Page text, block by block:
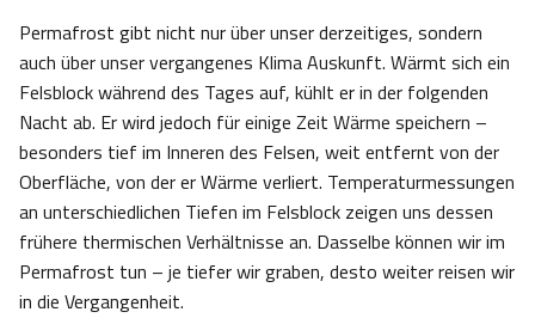
Permafrost gibt nicht nur über unser derzeitiges, sondern
auch über unser vergangenes Klima Auskunft. Wärmt sich ein
Felsblock während des Tages auf, kühlt er in der folgenden
Nacht ab. Er wird jedoch für einige Zeit Wärme speichern –
besonders tief im Inneren des Felsen, weit entfernt von der
Oberfläche, von der er Wärme verliert. Temperaturmessungen
an unterschiedlichen Tiefen im Felsblock zeigen uns dessen
frühere thermischen Verhältnisse an. Dasselbe können wir im
Permafrost tun – je tiefer wir graben, desto weiter reisen wir
in die Vergangenheit.